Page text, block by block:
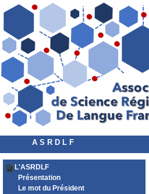
A S R D L F
L'ASRDLF
Présentation
Le mot du Président